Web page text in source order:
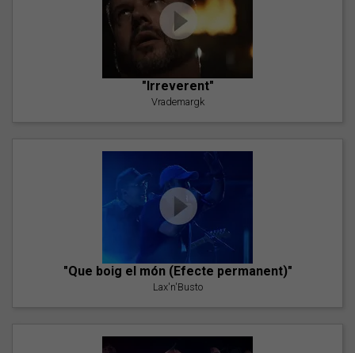
"Irreverent"
Vrademargk
"Que boig el món (Efecte permanent)"
Lax'n'Busto